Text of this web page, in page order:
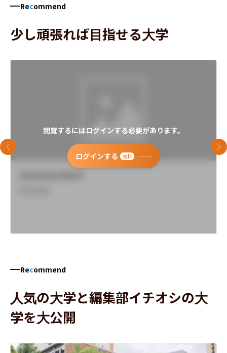
Recommend
少し頑張れば目指せる大学
閲覧するにはログインする必要があります。
ログインする 無料
前のスライド 次
Recommend
人気の大学と編集部イチオシの大
学を大公開